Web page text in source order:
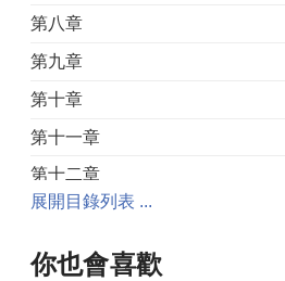
第八章
第九章
第十章
第十一章
第十二章
第十三章
第十四章
展開目錄列表 ...
你也會喜歡